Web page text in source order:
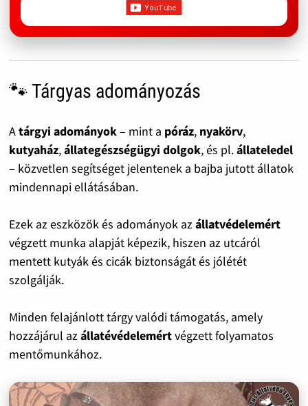
🐾 Tárgyas adományozás
Atárgyi adományok– mint a póráz, nyakörv,
kutyaház,állategészségügyi dolgok, és pl.állateledel
– közvetlen segítséget jelentenek a bajba jutott állatok
mindennapi ellátásában.
Ezek az eszközök és adományok azállatvédelemért
végzett munka alapját képezik, hiszen az utcáról
mentett kutyák és cicák biztonságát és jólétét
szolgálják.
Minden felajánlott tárgy valódi támogatás, amely
hozzájárul azállatévédelemértvégzett folyamatos
mentőmunkához.